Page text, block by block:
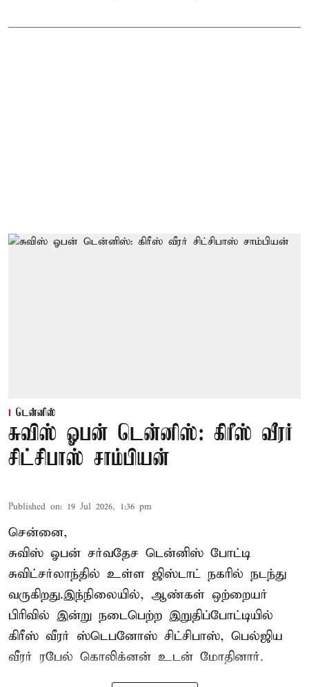
டென்னிஸ்
சுவிஸ் ஓபன் டென்னிஸ்: கிரீஸ் வீரர்
சிட்சிபாஸ் சாம்பியன்
Published on: 19 Jul 2026, 1:36 pm
சென்னை,
சுவிஸ் ஓபன் சர்வதேச டென்னிஸ் போட்டி
சுவிட்சர்லாந்தில் உள்ள ஜிஸ்டாட் நகரில் நடந்து
வருகிறது.இந்நிலையில், ஆண்கள் ஒற்றையர்
பிரிவில் இன்று நடைபெற்ற இறுதிப்போட்டியில்
கிரீஸ் வீரர் ஸ்டெபனோஸ் சிட்சிபாஸ், பெல்ஜிய
வீரர் ரபேல் கொலிக்னன் உடன் மோதினார்.